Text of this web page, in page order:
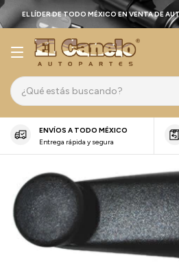
EL LÍDER DE TODO MÉXICO EN VENTA DE
ENVÍOS A TODO MÉXICO
Entrega rápida y segura